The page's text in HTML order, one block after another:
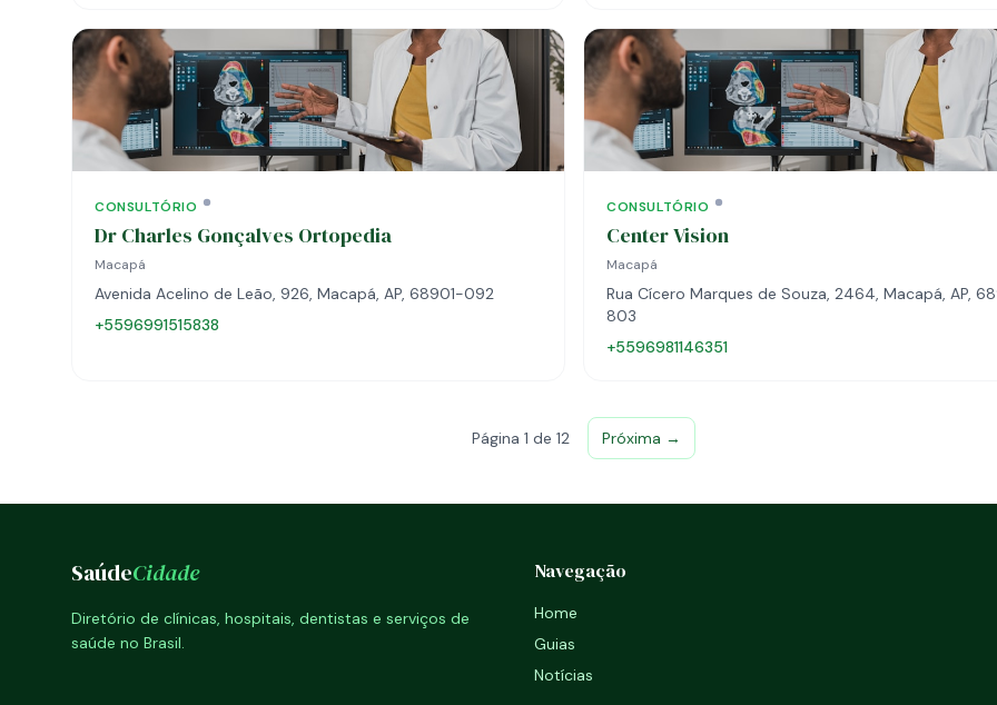
CONSULTÓRIO
Dr Charles Gonçalves Ortopedia
Macapá
Avenida Acelino de Leão, 926, Macapá, AP, 68901-092
+5596991515838
CONSULTÓRIO
Center Vision
Macapá
Rua Cícero Marques de Souza, 2464, Macapá, AP,
803
+5596981146351
Página 1 de 12 Próxima →
SaúdeCidade
Diretório de clínicas, hospitais, dentistas e serviços de
saúde no Brasil.
Navegação
Home
Guias
Notícias